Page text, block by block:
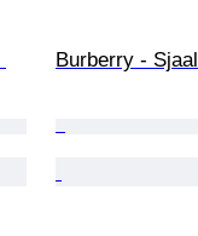
Burberry - Sjaal